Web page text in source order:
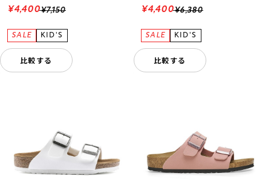
¥7,150
¥4,400
比較する
¥6,380
¥4,400
比較する